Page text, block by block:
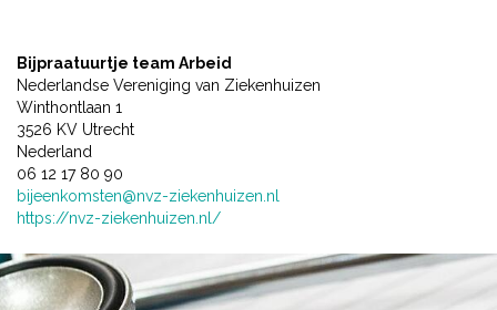
Bijpraatuurtje team Arbeid
Nederlandse Vereniging van Ziekenhuizen
Winthontlaan 1
3526 KV Utrecht
Nederland
06 12 17 80 90
bijeenkomsten@nvz-ziekenhuizen.nl
https://nvz-ziekenhuizen.nl/